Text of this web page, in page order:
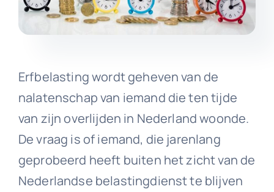
Erfbelasting wordt geheven van de
nalatenschap van iemand die ten tijde
van zijn overlijden in Nederland woonde.
De vraag is of iemand, die jarenlang
geprobeerd heeft buiten het zicht van de
Nederlandse belastingdienst te blijven